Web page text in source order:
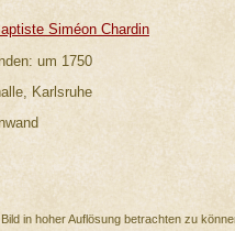
Siméon Chardin
um 1750
Karlsruhe
in hoher Auflösung betrachten zu